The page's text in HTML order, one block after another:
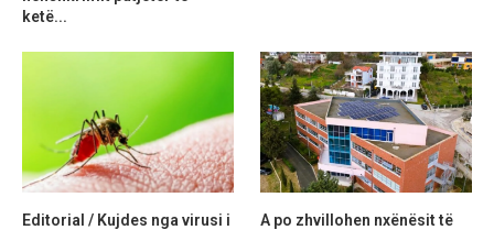
ketë...
Editorial / Kujdes nga virusi i
A po zhvillohen nxënësit të